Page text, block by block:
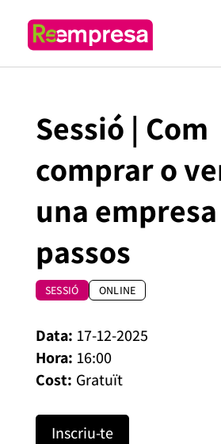
Sessió | Com
comprar o
una
passos
SESSIÓ ONLINE
17-12-2025
16:00
Gratuït
Inscriu-te